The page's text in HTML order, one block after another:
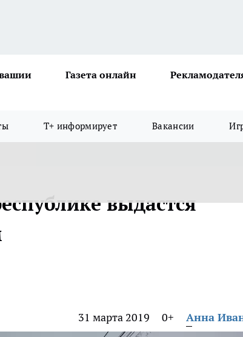
Газета онлайн
Т+ информирует Вакансии
выдастся
31 марта 2019 0+ Анна